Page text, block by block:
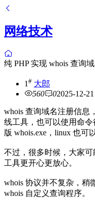
网络技术
纯 PHP 实现 whois 查询
1 # 大郎
560
02025-12-
whois 查询域名注册信息
线工具，也可以使用命令
版 whois.exe，linux 也可
不过，很多时候，大家
工具更开心更放心。
whois 协议并不复杂，稍
whois 自定义查询程序。